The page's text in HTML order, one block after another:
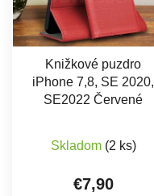
Knižkové puzdro
iPhone 7,8, SE 2020,
SE2022 Červené
Skladom (2 ks)
€7,90